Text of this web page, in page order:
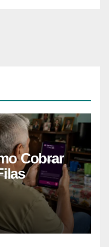
Cobrar